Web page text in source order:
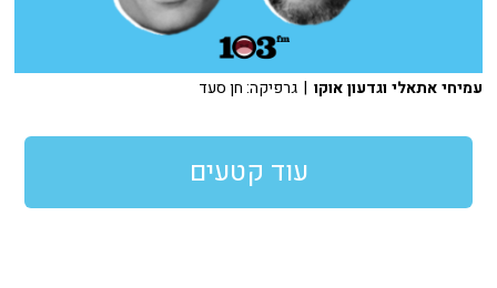
עמיחי אתאלי וגדעון אוקו | גרפיקה: חן סעד
עוד קטעים